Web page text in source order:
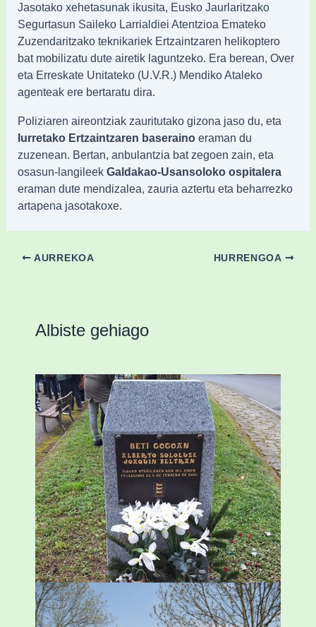
Jasotako xehetasunak ikusita, Eusko Jaurlaritzako
Segurtasun Saileko Larrialdiei Atentzioa Emateko
Zuzendaritzako teknikariek Ertzaintzaren helikoptero
bat mobilizatu dute airetik laguntzeko. Era berean, Over
eta Erreskate Unitateko (U.V.R.) Mendiko Ataleko
agenteak ere bertaratu dira.
Poliziaren aireontziak zauritutako gizona jaso du, eta
Iurretako Ertzaintzaren baseraino eraman du
zuzenean. Bertan, anbulantzia bat zegoen zain, eta
osasun-langileekGaldakao-Usansoloko ospitalera
eraman dute mendizalea, zauria aztertu eta beharrezko
artapena jasotakoxe.
AURREKOA HURRENGOA
Albiste gehiago
«Azkenengo 40 urteetan Zaldibar jo zuen
ingurumen-hondamendirik larriena»
ESKUALDEA,ZALDIBAR/2024-02-06